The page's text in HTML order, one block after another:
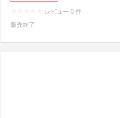
レビュー 0 件
販売終了